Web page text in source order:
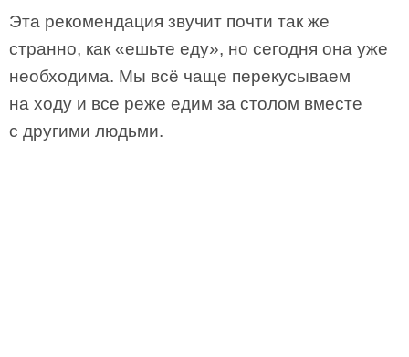
Эта рекомендация звучит почти так же
странно, как «ешьте еду», но сегодня она уже
необходима. Мы всё чаще перекусываем
на ходу и все реже едим за столом вместе
с другими людьми.